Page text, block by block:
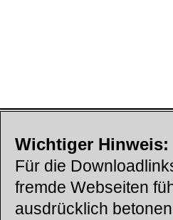
Wichtiger Hinweis:
Für die
fremde Webseiten
ausdrücklich